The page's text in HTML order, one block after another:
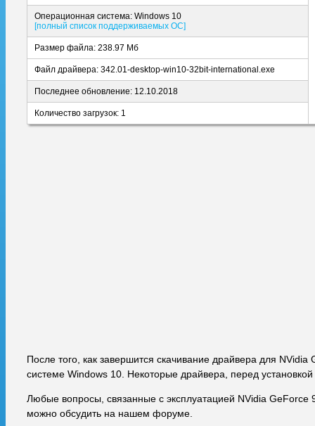
Операционная система: Windows 10
[полный список поддерживаемых ОС]
Размер файла: 238.97 Мб
Файл драйвера: 342.01-desktop-win10-32bit-international.exe
Последнее обновление: 12.10.2018
Количество загрузок: 1
После того, как завершится скачивание драйвера для
системе Windows 10. Некоторые драйвера, перед
Любые вопросы, связанные с эксплуатацией NVidia GeForce
можно обсудить на нашем форуме.